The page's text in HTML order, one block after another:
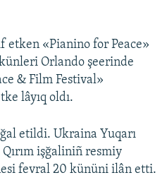
etken «Pianino for Peace»
Orlando şeerinde
& Film Festival»
lâyıq oldı.
etildi. Ukraina Yuqarı
Qırım işğaliniñ resmiy
fevral 20 kününi ilân etti.